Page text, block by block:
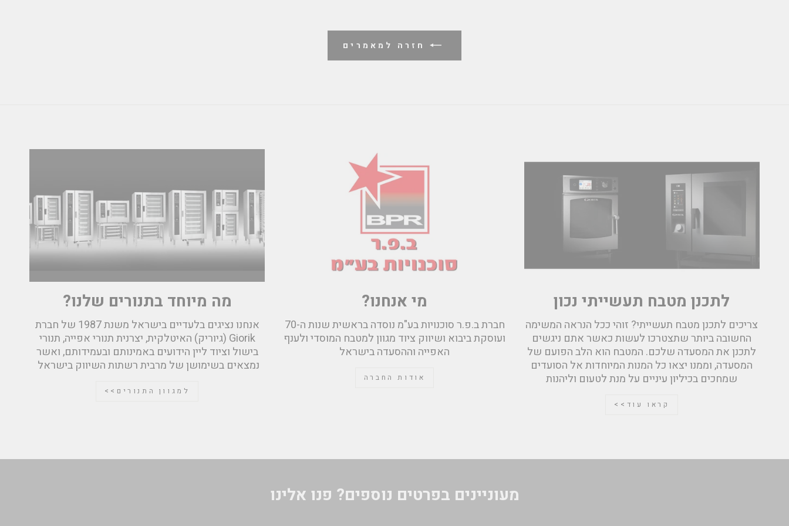
חזרה למאמרים
לתכנן מטבח תעשייתי נכון
צריכים לתכנן מטבח תעשייתי? זוהי ככל הנראה המשימה
החשובה ביותר שתצטרכו לעשות כאשר אתם ניגשים
לתכנן את המסעדה שלכם. המטבח הוא הלב הפועם של
המסעדה, וממנו יצאו כל המנות המיוחדות אל הסועדים
שמחכים בכיליון עיניים על מנת לטעום וליהנות
קראו עוד>>
מי אנחנו?
חברת ב.פ.ר סוכנויות בע"מ נוסדה בראשית שנות ה-70
ועוסקת ביבוא ושיווק ציוד מגוון למטבח המוסדי ולענף
האפייה וההסעדה בישראל
אודות החברה
מה מיוחד בתנורים שלנו?
אנחנו נציגים בלעדיים בישראל משנת 1987 של חברת
Giorik (גיוריק) האיטלקית, יצרנית תנורי אפייה, תנורי
בישול וציוד ליין הידועים באמינותם ובעמידותם, ואשר
נמצאים בשימושן של מרבית רשתות השיווק בישראל
למגוון התנורים>>
מעוניינים בפרטים נוספים? פנו אלינו